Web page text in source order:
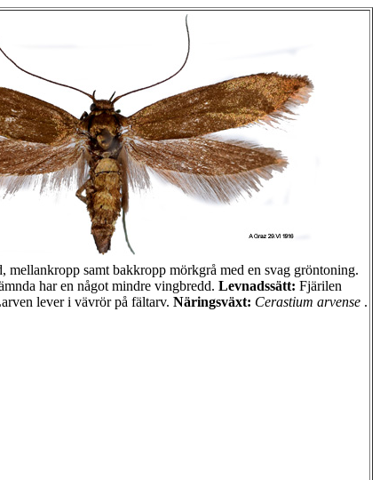
samt bakkropp mörkgrå med en svag gröntoning.
har en något mindre vingbredd. Levnadssätt: Fjärilen
lever i vävrör på fältarv. Näringsväxt: Cerastium arvense .